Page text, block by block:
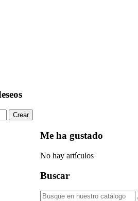
Crear
Me ha gustado
No hay artículos
Buscar